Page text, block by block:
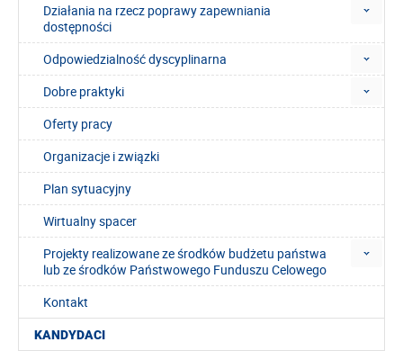
Działania na rzecz poprawy zapewniania
dostępności
Odpowiedzialność dyscyplinarna
Dobre praktyki
Oferty pracy
Organizacje i związki
Plan sytuacyjny
Wirtualny spacer
Projekty realizowane ze środków budżetu państwa
lub ze środków Państwowego Funduszu Celowego
Kontakt
KANDYDACI